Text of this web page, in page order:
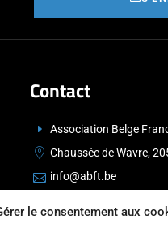
le consentement aux
Contact
Association Belge
Chaussée de Wavre,
info@abft.be